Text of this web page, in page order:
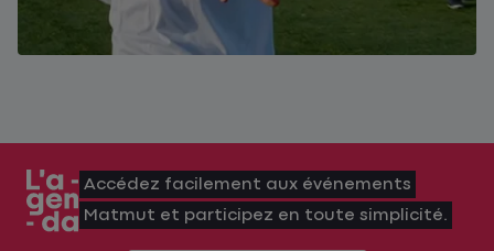
Accédez facilement aux événements
Matmut et participez en toute simplicité.